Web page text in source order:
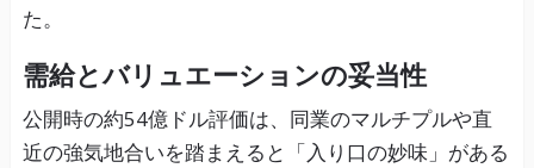
た。
需給とバリュエーションの妥当性
公開時の約54億ドル評価は、同業のマルチプルや直
近の強気地合いを踏まえると「入り口の妙味」がある